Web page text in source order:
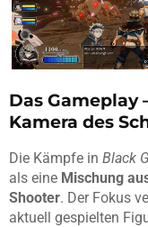
Das Gameplay
Kamera des
Die Kämpfe in Black
als eine Mischung
Shooter. Der Fokus
aktuell gespielten